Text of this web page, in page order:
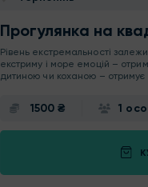
Прогулянка на
Рівень екстремальності
екстриму і море емоцій –
дитиною чи коханою – отримує
1500 ₴ 1